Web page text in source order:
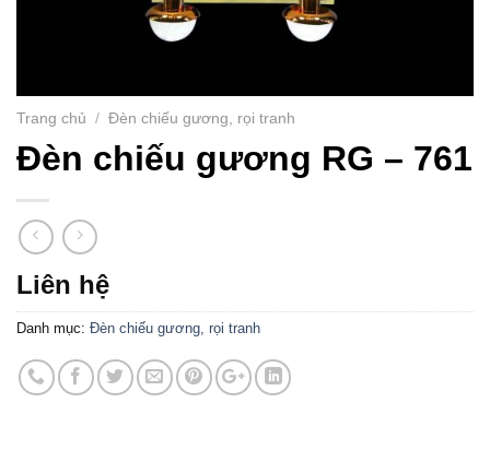
Trang chủ / Đèn chiếu gương, rọi tranh
Đèn chiếu gương RG – 761
Liên hệ
Danh mục: Đèn chiếu gương, rọi tranh